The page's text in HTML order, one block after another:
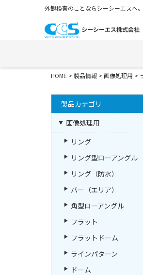
外観検査のことならシーシーエスへ
HOME > 製品情報 > 画像処理用 >
製品カテゴリ
画像処理用
リング
リング型ローアングル
リング（防水）
バー（エリア）
角型ローアングル
フラット
フラットドーム
ラインパターン
ドーム